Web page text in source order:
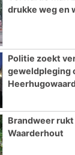
drukke weg en
Politie zoekt
geweldpleging
Heerhugowaard
Brandweer
Waarderhout